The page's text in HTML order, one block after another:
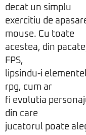
decat un simplu
exercitiu de
mouse. Cu toate
acestea, din
FPS,
lipsindu-i
rpg, cum ar
fi evolutia
din care
jucatorul poate